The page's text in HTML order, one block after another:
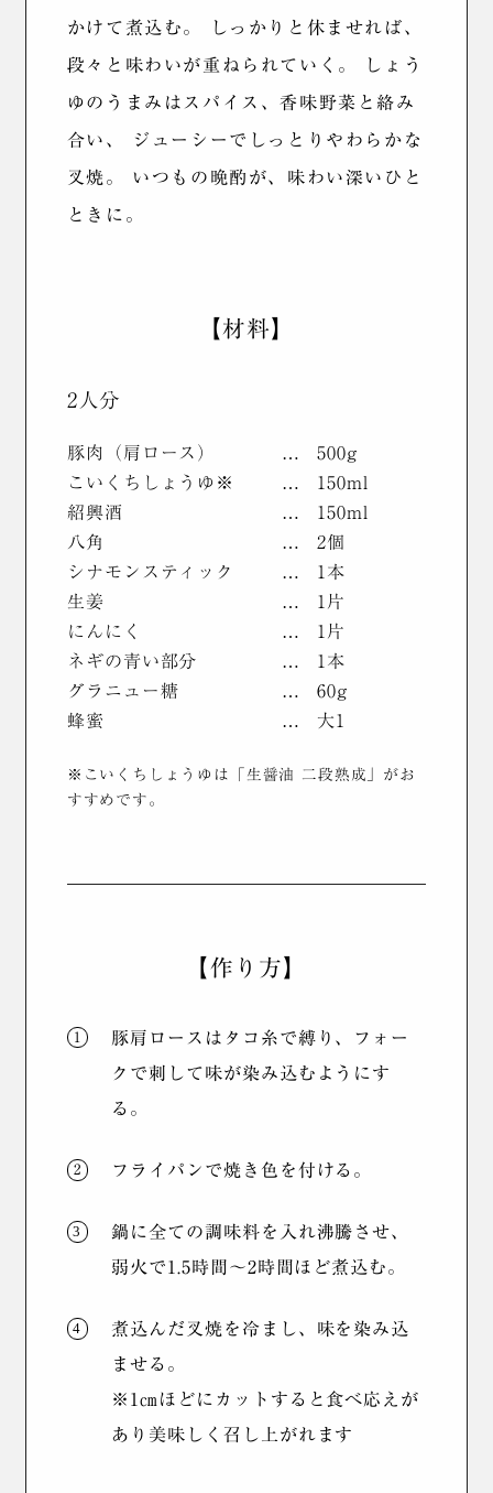
かけて煮込む。 しっかりと休ませれば、
段々と味わいが重ねられていく。 しょう
ゆのうまみはスパイス、香味野菜と絡み
合い、 ジューシーでしっとりやわらかな
叉焼。 いつもの晩酌が、味わい深いひと
ときに。
【材料】
2人分
豚肉（肩ロース）
500g
こいくちしょうゆ※
150ml
紹興酒
150ml
八角
2個
シナモンスティック
1本
生姜
1片
にんにく
1片
ネギの青い部分
1本
グラニュー糖
60g
蜂蜜
大1
※こいくちしょうゆは「生醤油 二段熟成」がお
すすめです。
【作り方】
豚肩ロースはタコ糸で縛り、フォー
クで刺して味が染み込むようにす
る。
フライパンで焼き色を付ける。
鍋に全ての調味料を入れ沸騰させ、
弱火で1.5時間～2時間ほど煮込む。
煮込んだ叉焼を冷まし、味を染み込
ませる。
※1㎝ほどにカットすると食べ応えが
あり美味しく召し上がれます